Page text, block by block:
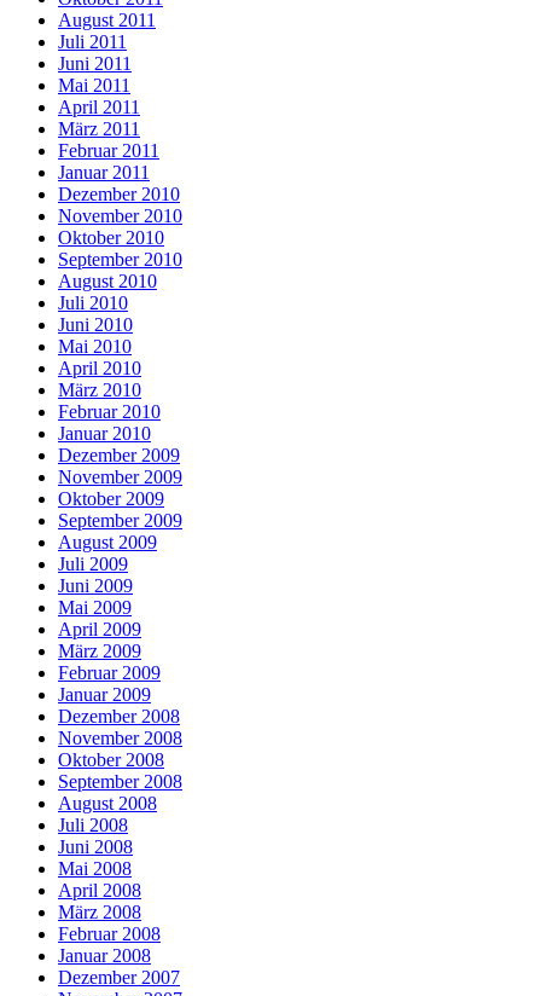
August 2011
Juli 2011
Juni 2011
Mai 2011
April 2011
März 2011
Februar 2011
Januar 2011
Dezember 2010
November 2010
Oktober 2010
September 2010
August 2010
Juli 2010
Juni 2010
Mai 2010
April 2010
März 2010
Februar 2010
Januar 2010
Dezember 2009
November 2009
Oktober 2009
September 2009
August 2009
Juli 2009
Juni 2009
Mai 2009
April 2009
März 2009
Februar 2009
Januar 2009
Dezember 2008
November 2008
Oktober 2008
September 2008
August 2008
Juli 2008
Juni 2008
Mai 2008
April 2008
März 2008
Februar 2008
Januar 2008
Dezember 2007